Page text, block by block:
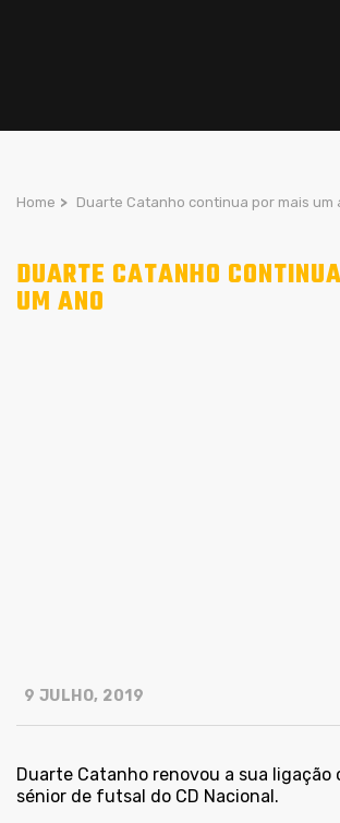
Home > Duarte Catanho continua por mais um
DUARTE CATANHO
UM ANO
9 JULHO, 2019
Duarte Catanho renovou a sua ligação
sénior de futsal do CD Nacional.